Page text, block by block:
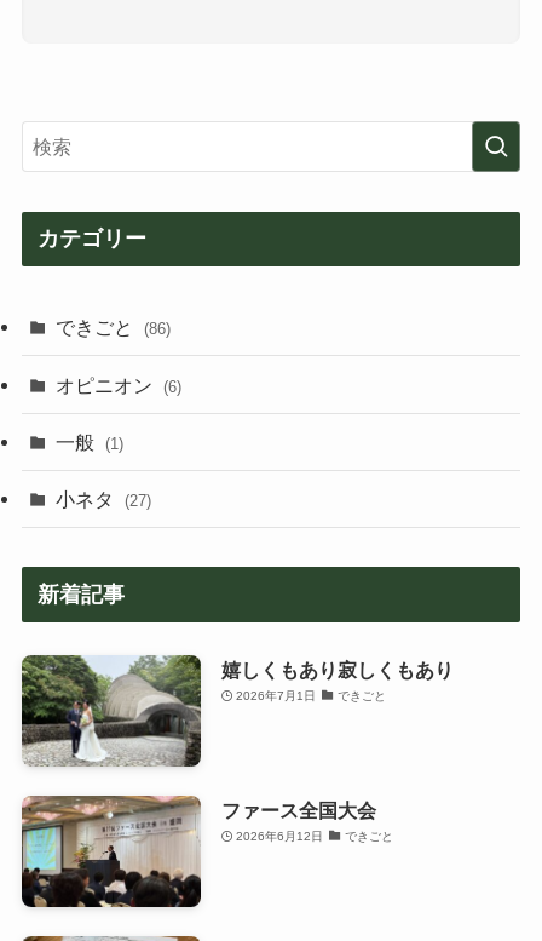
カテゴリー
できごと (86)
オピニオン (6)
一般 (1)
小ネタ (27)
新着記事
嬉しくもあり寂しくもあり
2026年7月1日 できごと
ファース全国大会
2026年6月12日 できごと